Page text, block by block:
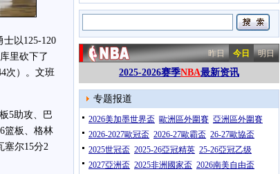
以125-120
里砍下了
次）。文班
5助攻、巴
篮板、格林
塞尔15分2
昨日 今日 明日
2025-2026赛季NBA最新资讯
专题报道
2026美加墨世界盃 歐洲區外圍賽 亞洲區外圍賽
2026-2027歐冠盃 2026-27歐霸盃 26-27歐協盃
2025世冠盃 2025-26亞冠精英 25-26亞冠乙级
2027亞洲盃 2025非洲國家盃 2026南美自由盃